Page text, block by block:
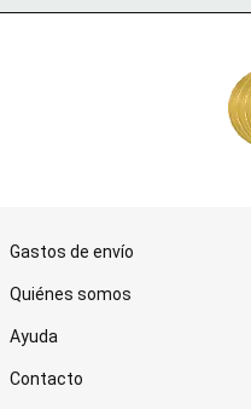
Gastos de envío
Quiénes somos
Ayuda
Contacto